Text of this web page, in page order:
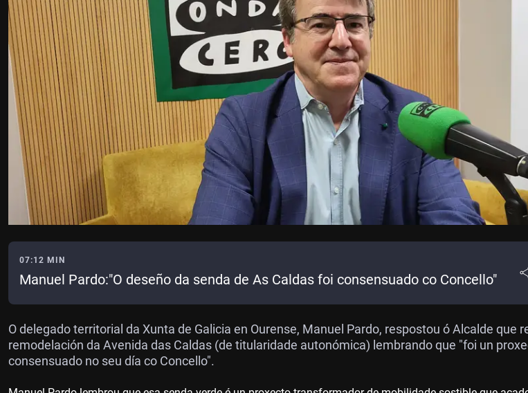
07:12 MIN
Manuel Pardo:"O deseño da senda de As Caldas foi consensuado co Concello"
O delegado territorial da Xunta de Galicia en Ourense, Manuel Pardo, respostou ó Alcalde que
remodelación da Avenida das Caldas (de titularidade autonómica) lembrando que "foi un
consensuado no seu día co Concello".